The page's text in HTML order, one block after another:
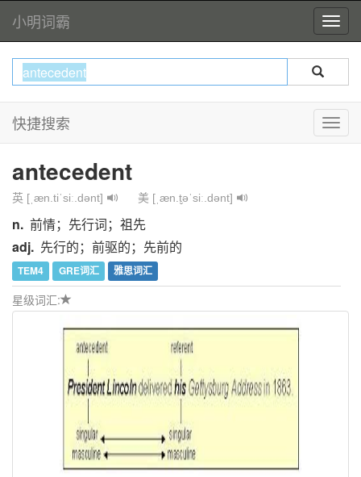
小明词霸
快捷搜索
antecedent
英 [ˌæn.tiˈsiː.dənt] 美 [ˌæn.t̬əˈsiː.dənt]
n. 前情；先行词；祖先
adj. 先行的；前驱的；先前的
TEM4 GRE词汇 雅思词汇
星级词汇: